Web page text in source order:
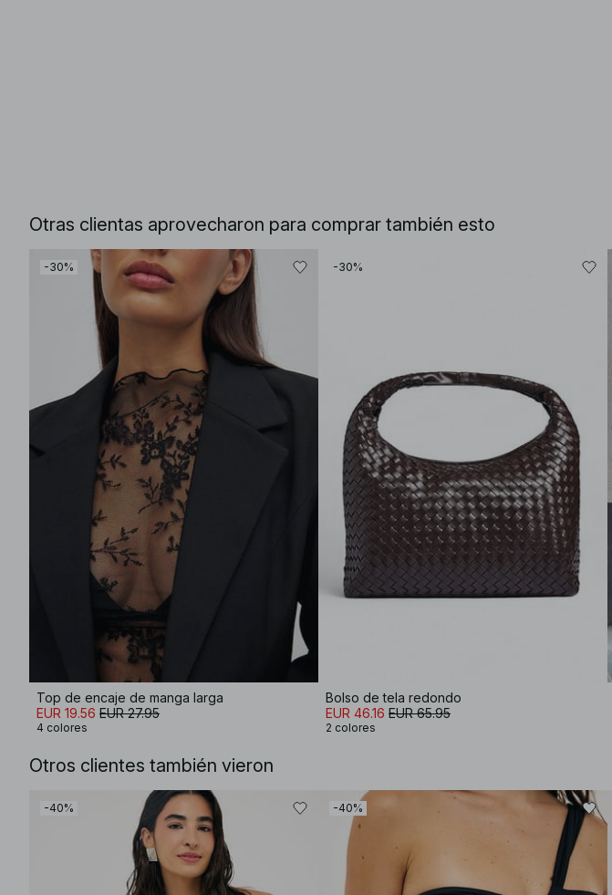
Otras clientas aprovecharon para comprar también esto
-30%
Top de encaje de manga larga
EUR 19.56 EUR 27.95
4 colores
-30%
Bolso de tela redondo
EUR 46.16 EUR 65.95
2 colores
Otros clientes también vieron
-40% -40%